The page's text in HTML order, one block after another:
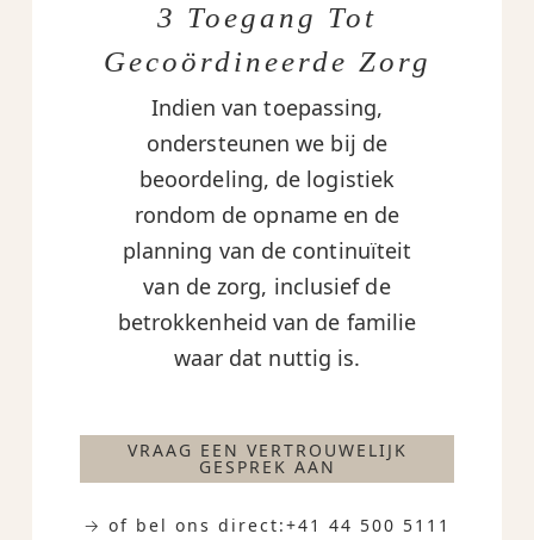
3 Toegang Tot
Gecoördineerde Zorg
Indien van toepassing,
ondersteunen we bij de
beoordeling, de logistiek
rondom de opname en de
planning van de continuïteit
van de zorg, inclusief de
betrokkenheid van de familie
waar dat nuttig is.
VRAAG EEN VERTROUWELIJK
GESPREK AAN
→ of bel ons direct:+41 44 500 5111